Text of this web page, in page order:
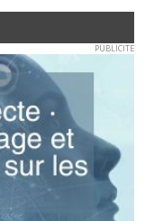
PUBLICITE